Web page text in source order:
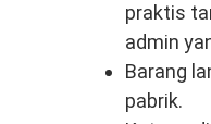
praktis
admin
Barang
pabrik.